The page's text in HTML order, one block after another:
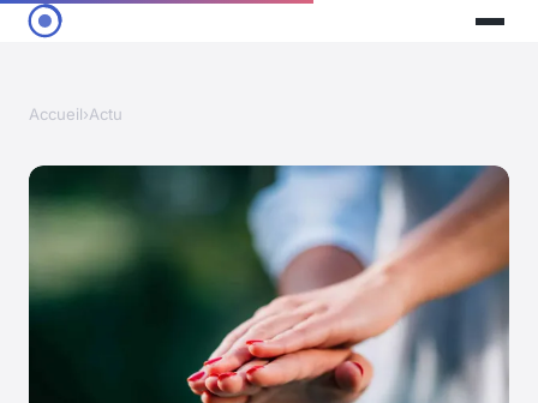
Accueil›Actu